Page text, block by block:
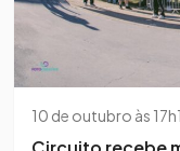
10 de outubro às